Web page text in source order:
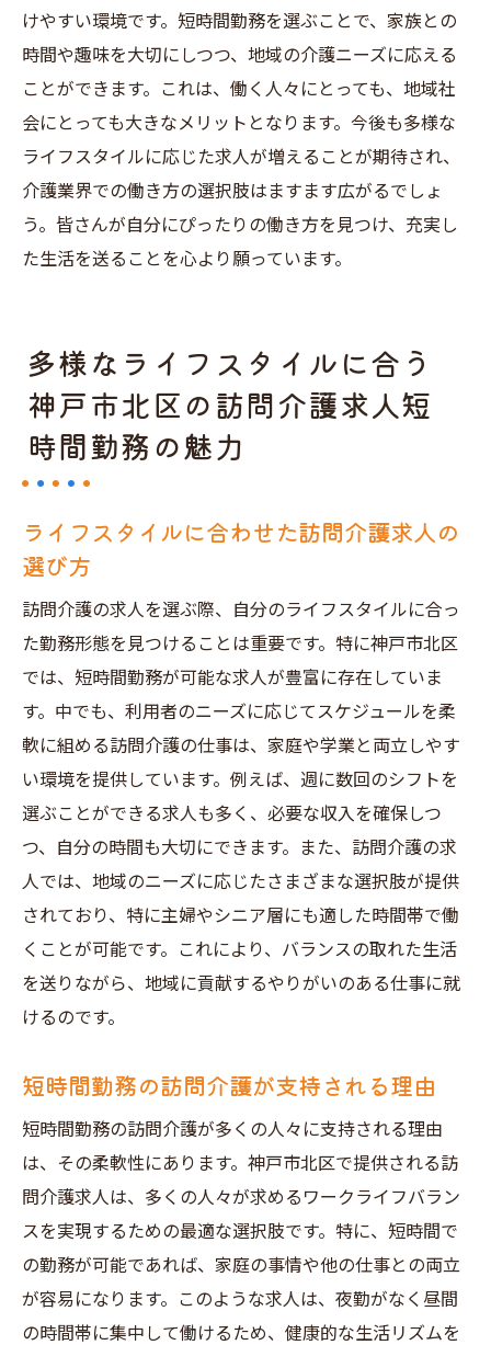
けやすい環境です。短時間勤務を選ぶことで、家族との
時間や趣味を大切にしつつ、地域の介護ニーズに応える
ことができます。これは、働く人々にとっても、地域社
会にとっても大きなメリットとなります。今後も多様な
ライフスタイルに応じた求人が増えることが期待され、
介護業界での働き方の選択肢はますます広がるでしょ
う。皆さんが自分にぴったりの働き方を見つけ、充実し
た生活を送ることを心より願っています。
多様なライフスタイルに合う
神戸市北区の訪問介護求人短
時間勤務の魅力
ライフスタイルに合わせた訪問介護求人の
選び方
訪問介護の求人を選ぶ際、自分のライフスタイルに合っ
た勤務形態を見つけることは重要です。特に神戸市北区
では、短時間勤務が可能な求人が豊富に存在していま
す。中でも、利用者のニーズに応じてスケジュールを柔
軟に組める訪問介護の仕事は、家庭や学業と両立しやす
い環境を提供しています。例えば、週に数回のシフトを
選ぶことができる求人も多く、必要な収入を確保しつ
つ、自分の時間も大切にできます。また、訪問介護の求
人では、地域のニーズに応じたさまざまな選択肢が提供
されており、特に主婦やシニア層にも適した時間帯で働
くことが可能です。これにより、バランスの取れた生活
を送りながら、地域に貢献するやりがいのある仕事に就
けるのです。
短時間勤務の訪問介護が支持される理由
短時間勤務の訪問介護が多くの人々に支持される理由
は、その柔軟性にあります。神戸市北区で提供される訪
問介護求人は、多くの人々が求めるワークライフバラン
スを実現するための最適な選択肢です。特に、短時間で
の勤務が可能であれば、家庭の事情や他の仕事との両立
が容易になります。このような求人は、夜勤がなく昼間
の時間帯に集中して働けるため、健康的な生活リズムを